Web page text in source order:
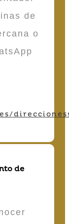
de
o
de